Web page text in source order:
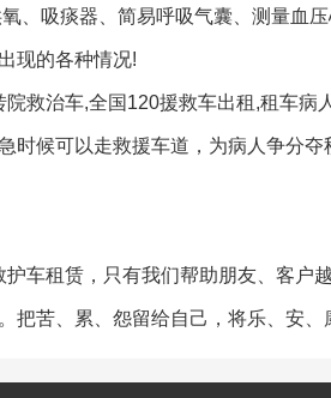
、吸痰器、简易呼吸气囊、测量血压
现的各种情况!
救治车,全国120援救车出租,租车病
时候可以走救援车道，为病人争分夺
车租赁，只有我们帮助朋友、客户
苦、累、怨留给自己，将乐、安、